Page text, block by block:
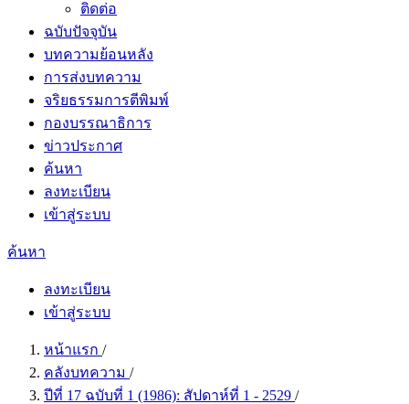
ติดต่อ
ฉบับปัจจุบัน
บทความย้อนหลัง
การส่งบทความ
จริยธรรมการตีพิมพ์
กองบรรณาธิการ
ข่าวประกาศ
ค้นหา
ลงทะเบียน
เข้าสู่ระบบ
ค้นหา
ลงทะเบียน
เข้าสู่ระบบ
หน้าแรก /
คลังบทความ /
ปีที่ 17 ฉบับที่ 1 (1986): สัปดาห์ที่ 1 - 2529 /